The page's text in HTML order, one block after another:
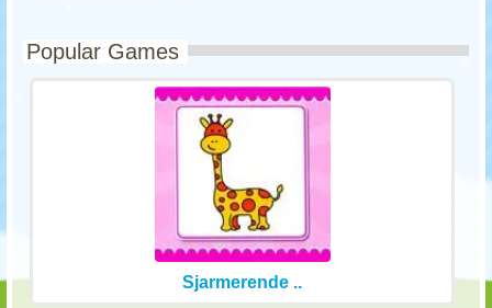
Popular Games
Sjarmerende ..